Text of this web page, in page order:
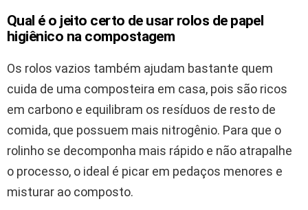
Qual é o jeito certo de usar rolos de papel
higiênico na compostagem
Os rolos vazios também ajudam bastante quem
cuida de uma composteira em casa, pois são ricos
em carbono e equilibram os resíduos de resto de
comida, que possuem mais nitrogênio. Para que o
rolinho se decomponha mais rápido e não atrapalhe
o processo, o ideal é picar em pedaços menores e
misturar ao composto.